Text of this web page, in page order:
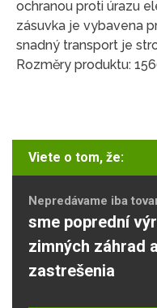
ochranou proti úrazu
zásuvka je vybavena
snadný transport je
Rozměry produktu:
Viete o tom, že:
Nepredávame iba
sme poprední
zimných záhrad a
zastrešenia